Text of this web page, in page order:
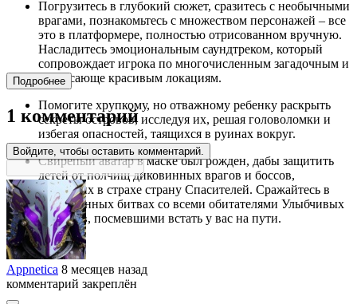
Погрузитесь в глубокий сюжет, сразитесь с необычными
врагами, познакомьтесь с множеством персонажей – все
это в платформере, полностью отрисованном вручную.
Насладитесь эмоциональным саундтреком, который
сопровождает игрока по многочисленным загадочным и
потрясающе красивым локациям.
Помогите хрупкому, но отважному ребенку раскрыть
секреты островов, исследуя их, решая головоломки и
избегая опасностей, таящихся в руинах вокруг.
Свирепый аватар в маске был рожден, дабы защитить
детей от полчищ диковинных врагов и боссов,
держащих в страхе страну Спасителей. Сражайтесь в
напряженных битвах со всеми обитателями Улыбчивых
островов, посмевшими встать у вас на пути.
Подробнее
1 комментарий
Войдите, чтобы оставить комментарий.
Appnetica 8 месяцев назад
комментарий закреплён